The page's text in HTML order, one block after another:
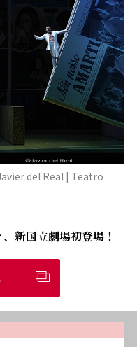
del Real | Teatro
新国立劇場初登場！